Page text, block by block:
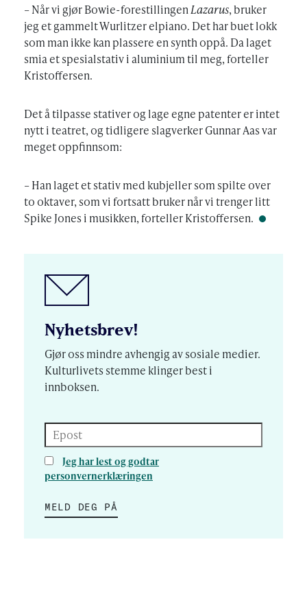
– Når vi gjør Bowie-forestillingenLazarus, bruker
jeg et gammelt Wurlitzer elpiano. Det har buet lokk
som man ikke kan plassere en synth oppå. Da laget
smia et spesialstativ i aluminium til meg, forteller
Kristoffersen.
Det å tilpasse stativer og lage egne patenter er intet
nytt i teatret, og tidligere slagverker Gunnar Aas var
meget oppfinnsom:
– Han laget et stativ med kubjeller som spilte over
to oktaver, som vi fortsatt bruker når vi trenger litt
Spike Jones i musikken, forteller Kristoffersen.
Nyhetsbrev!
Gjør oss mindre avhengig av sosiale medier.
Kulturlivets stemme klinger best i
innboksen.
Epost
Jeg har lest og godtar
personvernerklæringen
MELD DEG PÅ